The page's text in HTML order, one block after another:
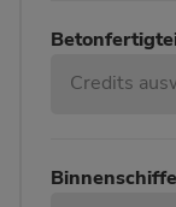
Credits